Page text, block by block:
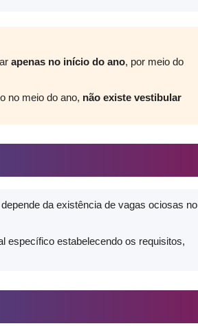
apenas no início do ano, por meio do
no meio do ano, não existe vestibular
da existência de vagas ociosas no
específico estabelecendo os requisitos,